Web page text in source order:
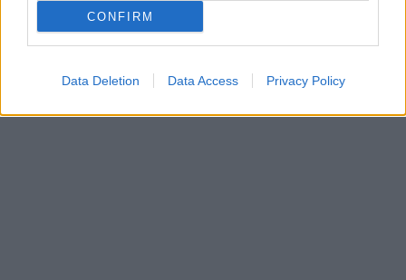
CONFIRM
Data Deletion Data Access Privacy Policy
λογαριασμοί ΙΒΑΝ που τηρεί ο δικαιούχος σε παρόχους
υπηρεσιών πληρωμών σε χώρες εντός του Ενιαίου
Χώρου Πληρωμών σε Ευρώ (SEPA).